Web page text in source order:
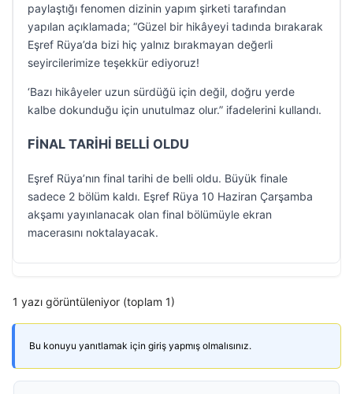
paylaştığı fenomen dizinin yapım şirketi tarafından
yapılan açıklamada; “Güzel bir hikâyeyi tadında bırakarak
Eşref Rüya’da bizi hiç yalnız bırakmayan değerli
seyircilerimize teşekkür ediyoruz!
‘Bazı hikâyeler uzun sürdüğü için değil, doğru yerde
kalbe dokunduğu için unutulmaz olur.” ifadelerini kullandı.
FİNAL TARİHİ BELLİ OLDU
Eşref Rüya’nın final tarihi de belli oldu. Büyük finale
sadece 2 bölüm kaldı. Eşref Rüya 10 Haziran Çarşamba
akşamı yayınlanacak olan final bölümüyle ekran
macerasını noktalayacak.
1 yazı görüntüleniyor (toplam 1)
Bu konuyu yanıtlamak için giriş yapmış olmalısınız.